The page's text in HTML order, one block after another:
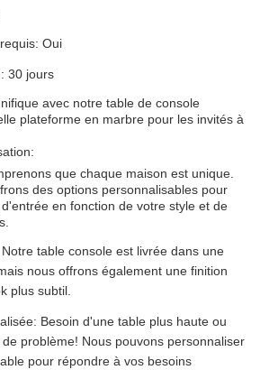
Oui
30 jours
avec notre table de console
plateforme en marbre pour les invités à
que chaque maison est unique.
des options personnalisables pour
en fonction de votre style et de
table console est livrée dans une
nous offrons également une finition
plus subtil.
Besoin d'une table plus haute ou
problème! Nous pouvons personnaliser
pour répondre à vos besoins